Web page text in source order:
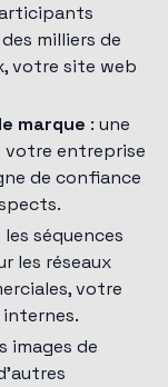
milliers de
votre site web
marque : une
entreprise
de confiance
les séquences
les réseaux
votre
images de